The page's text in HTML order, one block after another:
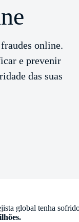
online.
e prevenir
das suas
global tenha